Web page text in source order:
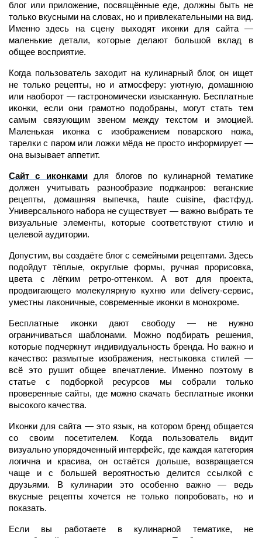
блог или приложение, посвящённые еде, должны быть не
только вкусными на словах, но и привлекательными на вид.
Именно здесь на сцену выходят иконки для сайта —
маленькие детали, которые делают большой вклад в
общее восприятие.
Когда пользователь заходит на кулинарный блог, он ищет
не только рецепты, но и атмосферу: уютную, домашнюю
или наоборот — гастрономически изысканную. Бесплатные
иконки, если они грамотно подобраны, могут стать тем
самым связующим звеном между текстом и эмоцией.
Маленькая иконка с изображением поварского ножа,
тарелки с паром или ложки мёда не просто информирует —
она вызывает аппетит.
Сайт с иконкамидля блогов по кулинарной тематике
должен учитывать разнообразие поджанров: веганские
рецепты, домашняя выпечка, haute cuisine, фастфуд.
Универсального набора не существует — важно выбрать те
визуальные элементы, которые соответствуют стилю и
целевой аудитории.
Допустим, вы создаёте блог с семейными рецептами. Здесь
подойдут тёплые, округлые формы, ручная прорисовка,
цвета с лёгким ретро-оттенком. А вот для проекта,
продвигающего молекулярную кухню или delivery-сервис,
уместны лаконичные, современные иконки в монохроме.
Бесплатные иконки дают свободу — не нужно
ограничиваться шаблонами. Можно подбирать решения,
которые подчеркнут индивидуальность бренда. Но важно и
качество: размытые изображения, нестыковка стилей —
всё это рушит общее впечатление. Именно поэтому в
статье с подборкой ресурсов мы собрали только
проверенные сайты, где можно скачать бесплатные иконки
высокого качества.
Иконки для сайта — это язык, на котором бренд общается
со своим посетителем. Когда пользователь видит
визуально упорядоченный интерфейс, где каждая категория
логична и красива, он остаётся дольше, возвращается
чаще и с большей вероятностью делится ссылкой с
друзьями. В кулинарии это особенно важно — ведь
вкусные рецепты хочется не только попробовать, но и
показать.
Если вы работаете в кулинарной тематике, не